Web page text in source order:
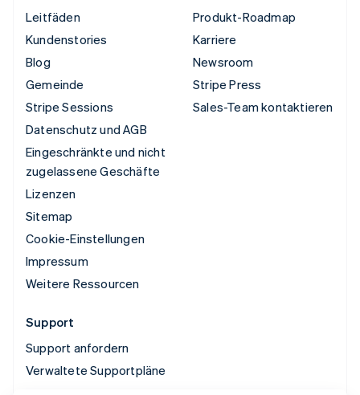
Leitfäden
Kundenstories
Blog
Gemeinde
Stripe Sessions
Datenschutz und AGB
Eingeschränkte und nicht
zugelassene Geschäfte
Lizenzen
Sitemap
Cookie-Einstellungen
Impressum
Weitere Ressourcen
Produkt-Roadmap
Karriere
Newsroom
Stripe Press
Sales-Team kontaktieren
Support
Support anfordern
Verwaltete Supportpläne